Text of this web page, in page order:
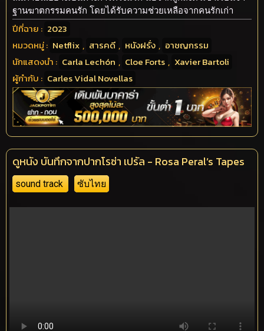
ฐานฆาตกรรมคนรัก โดยได้รับความช่วยเหลือจากคนรักเก่า
ปีที่ฉาย : 2023
หมวดหมู่ : Netflix , สารคดี , หนังฝรั่ง , อาชญกรรม
นักแสดงนำ : Carla Lechón , Cloe Forts , Xavier Bartoli
ผู้กำกับ : Carles Vidal Novellas
ดูหนัง บันทึกจากปากโรซ่า เปรัล - Rosa Peral’s Tapes
sound track ซับไทย